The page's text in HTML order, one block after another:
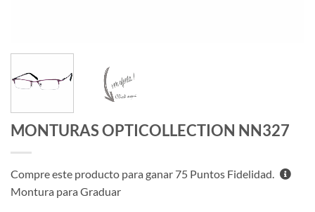
MONTURAS OPTICOLLECTION NN327
Compre este producto para ganar 75 Puntos Fidelidad.
Montura para Graduar